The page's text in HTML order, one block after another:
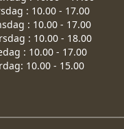
: 10.00 - 17.00
: 10.00 - 17.00
: 10.00 - 18.00
: 10.00 - 17.00
10.00 - 15.00